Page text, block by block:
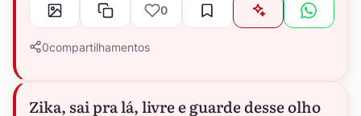
0
0compartilhamentos
Zika, sai pra lá, livre e guarde desse olho